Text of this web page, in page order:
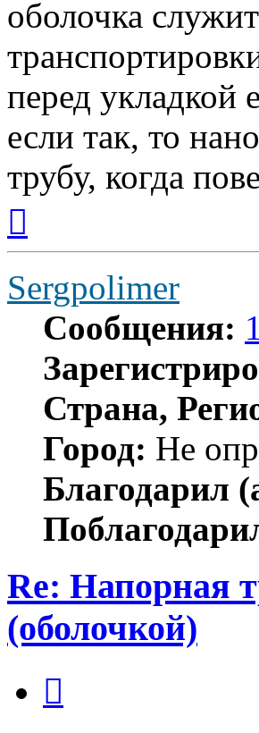
оболочка
перед укладкой
если так, то
трубу, когда
началу
Sergpolimer
Сообщения:
Страна,
Город: Не
Благодарил
Re: Напорная
(оболочкой)